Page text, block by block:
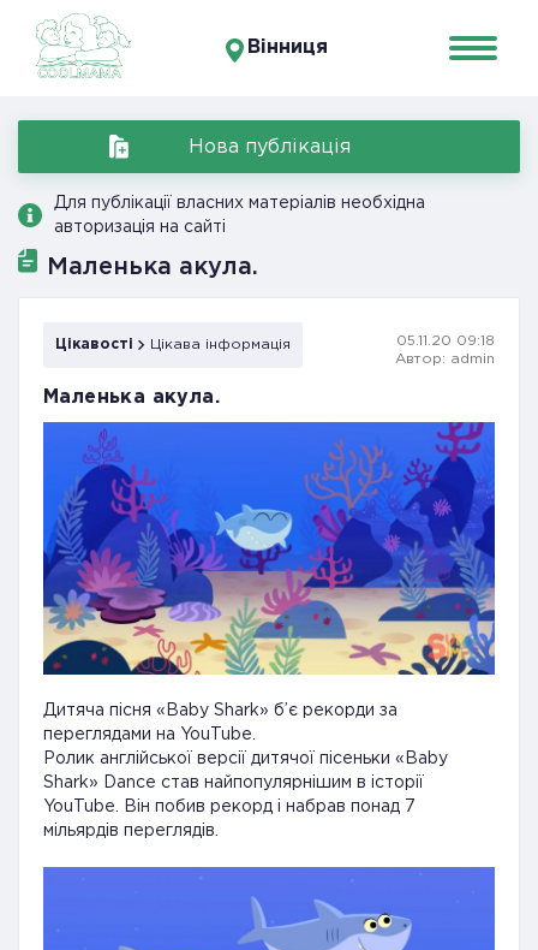
Вінниця
Нова публікація
Для публікації власних матеріалів необхідна
авторизація на сайті
Маленька акула.
Цікавості Цікава інформація
05.11.20 09:18
Автор: admin
Маленька акула.
Дитяча пісня «Baby Shark» б’є рекорди за
переглядами на YouTube.
Ролик англійської версії дитячої пісеньки «Baby
Shark» Dance став найпопулярнішим в історії
YouTube. Він побив рекорд і набрав понад 7
мільярдів переглядів.